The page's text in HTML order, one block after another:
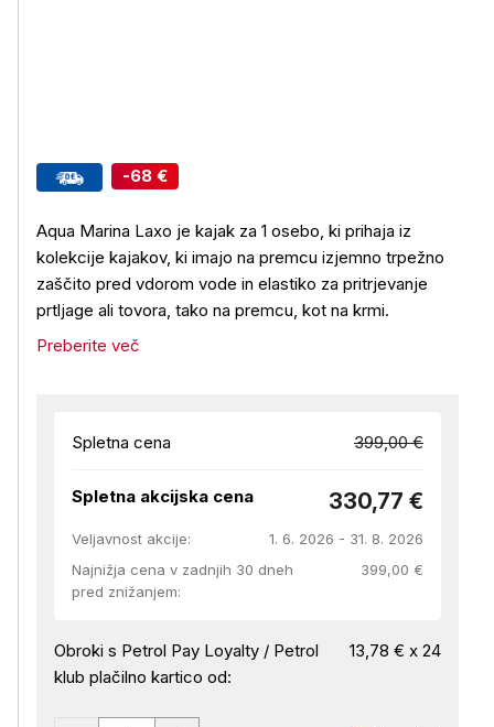
-68 €
Aqua Marina Laxo je kajak za 1 osebo, ki prihaja iz
kolekcije kajakov, ki imajo na premcu izjemno trpežno
zaščito pred vdorom vode in elastiko za pritrjevanje
prtljage ali tovora, tako na premcu, kot na krmi.
Preberite več
Spletna cena 399,00 €
Spletna akcijska cena 330,77 €
Veljavnost akcije:
1. 6. 2026 - 31. 8. 2026
Najnižja cena v zadnjih 30 dneh
pred znižanjem:
399,00 €
Obroki s Petrol Pay Loyalty / Petrol
klub plačilno kartico od:
13,78 € x 24